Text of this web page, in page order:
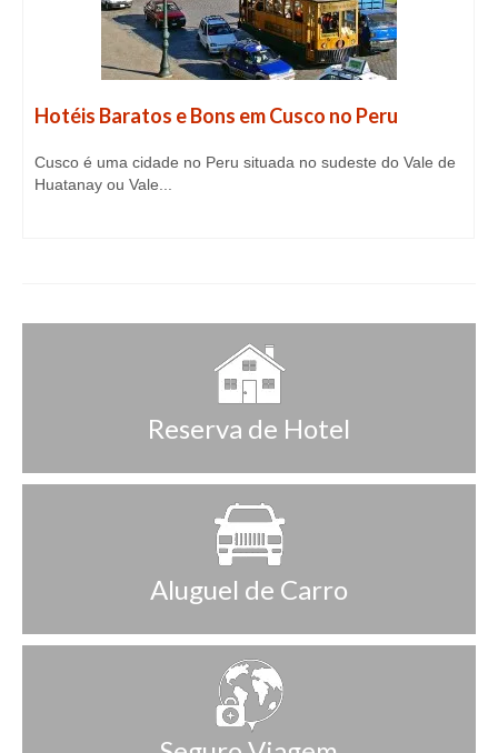
Hotéis Baratos e Bons em Cusco no Peru
Cusco é uma cidade no Peru situada no sudeste do Vale de
Huatanay ou Vale...
Reserva de Hotel
Aluguel de Carro